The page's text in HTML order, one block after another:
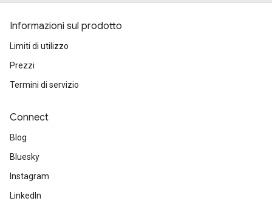
Informazioni sul prodotto
Limiti di utilizzo
Prezzi
Termini di servizio
Connect
Blog
Bluesky
Instagram
LinkedIn